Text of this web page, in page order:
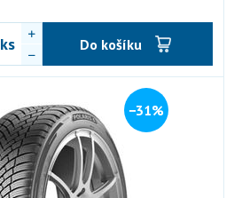
ks Do košíku
−31%